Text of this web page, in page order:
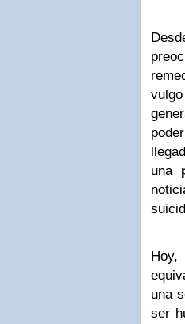
una
una
ser